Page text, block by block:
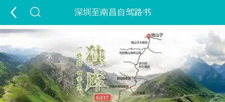
深圳至南昌自驾路书
定制游
出疆游 包车游 跟团游
夏令营 夕阳红 租车